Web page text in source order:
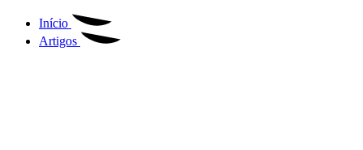
Início
Artigos